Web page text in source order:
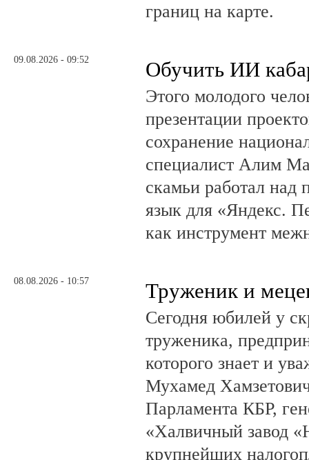
границ на карте.
09.08.2026 - 09:52 Обучить ИИ
Этого молодого
презентации
сохранение
специалист Алим
скамьи работал над
язык для «Яндекс.
как инструмент
08.08.2026 - 10:57 Труженик и
Сегодня юбилей у
труженика,
которого знает и
Мухамед
Парламента КБР,
«Халвичный завод
крупнейших